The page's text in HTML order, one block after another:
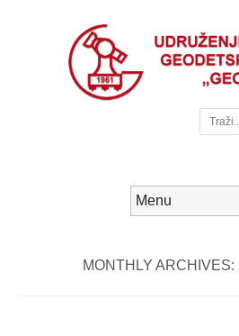
Traži
MONTHLY ARCHIVES: